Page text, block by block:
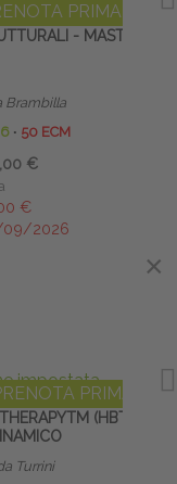
PRIMA
- MASTER
ECM
2026
PRIMA
(HBT)
×
×